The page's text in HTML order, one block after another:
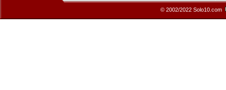
© 2002/2022 Solo10.com